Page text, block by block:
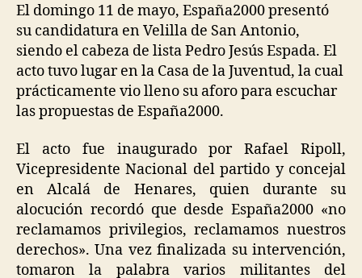
El domingo 11 de mayo, España2000 presentó
su candidatura en Velilla de San Antonio,
siendo el cabeza de lista Pedro Jesús Espada. El
acto tuvo lugar en la Casa de la Juventud, la cual
prácticamente vio lleno su aforo para escuchar
las propuestas de España2000.
El acto fue inaugurado por Rafael Ripoll,
Vicepresidente Nacional del partido y concejal
en Alcalá de Henares, quien durante su
alocución recordó que desde España2000 «no
reclamamos privilegios, reclamamos nuestros
derechos». Una vez finalizada su intervención,
tomaron la palabra varios militantes del